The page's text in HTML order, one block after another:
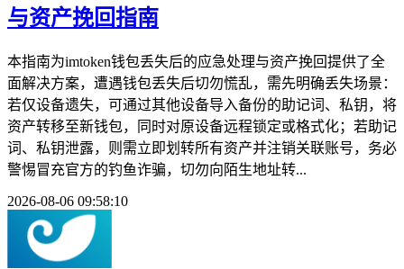
与资产挽回指南
本指南为imtoken钱包丢失后的应急处理与资产挽回提供了全
面解决方案，遭遇钱包丢失后切勿慌乱，需先明确丢失场景：
若仅设备遗失，可通过其他设备导入备份的助记词、私钥，将
资产转移至新钱包，同时对原设备远程锁定或格式化；若助记
词、私钥泄露，则需立即划转所有资产并注销关联账号，务必
警惕冒充官方的钓鱼诈骗，切勿向陌生地址转...
2026-08-06 09:58:10